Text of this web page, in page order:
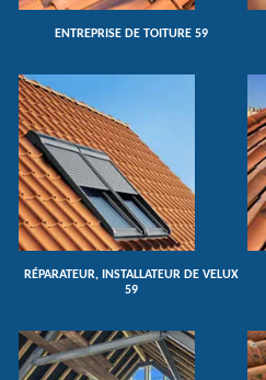
ENTREPRISE DE TOITURE 59
RÉPARATEUR, INSTALLATEUR DE VELUX
59